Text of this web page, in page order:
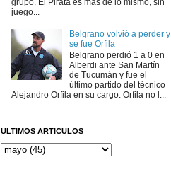
juego...
Belgrano volvió a perder y
se fue Orfila
Belgrano perdió 1 a 0 en
Alberdi ante San Martín
de Tucumán y fue el
último partido del técnico
Alejandro Orfila en su cargo. Orfila no l...
ULTIMOS ARTICULOS